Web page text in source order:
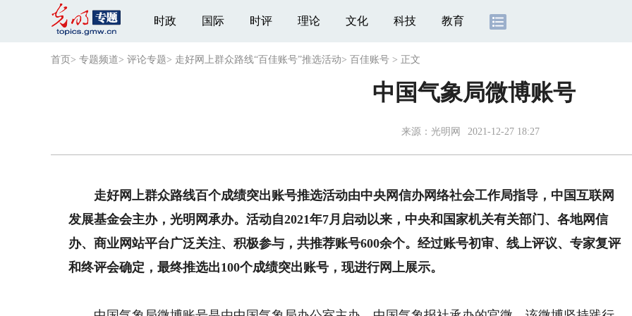
时政 国际 时评 理论 文化 科技 教育
首页 > 专题频道> 评论专题> 走好网上群众路线“百佳账号”推选活动> 百佳账号 > 正文
中国气象局微博账号
来源： 光明网 2021-12-27 18:27
走好网上群众路线百个成绩突出账号推选活动由中央网信办网络社会工作局指导，中国互联网
发展基金会主办，光明网承办。活动自2021年7月启动以来，中央和国家机关有关部门、各地网信
办、商业网站平台广泛关注、积极参与，共推荐账号600余个。经过账号初审、线上评议、专家复评
和终评会确定，最终推选出100个成绩突出账号，现进行网上展示。